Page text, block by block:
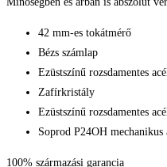
42 mm-es tokátmérő
Bézs számlap
Ezüstszínű rozsdamentes
Zafírkristály
Ezüstszínű rozsdamentes
Soprod P24OH mechanikus
100% származási garancia